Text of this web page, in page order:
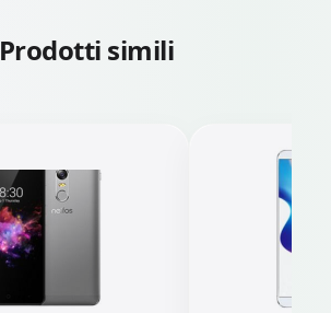
Prodotti simili